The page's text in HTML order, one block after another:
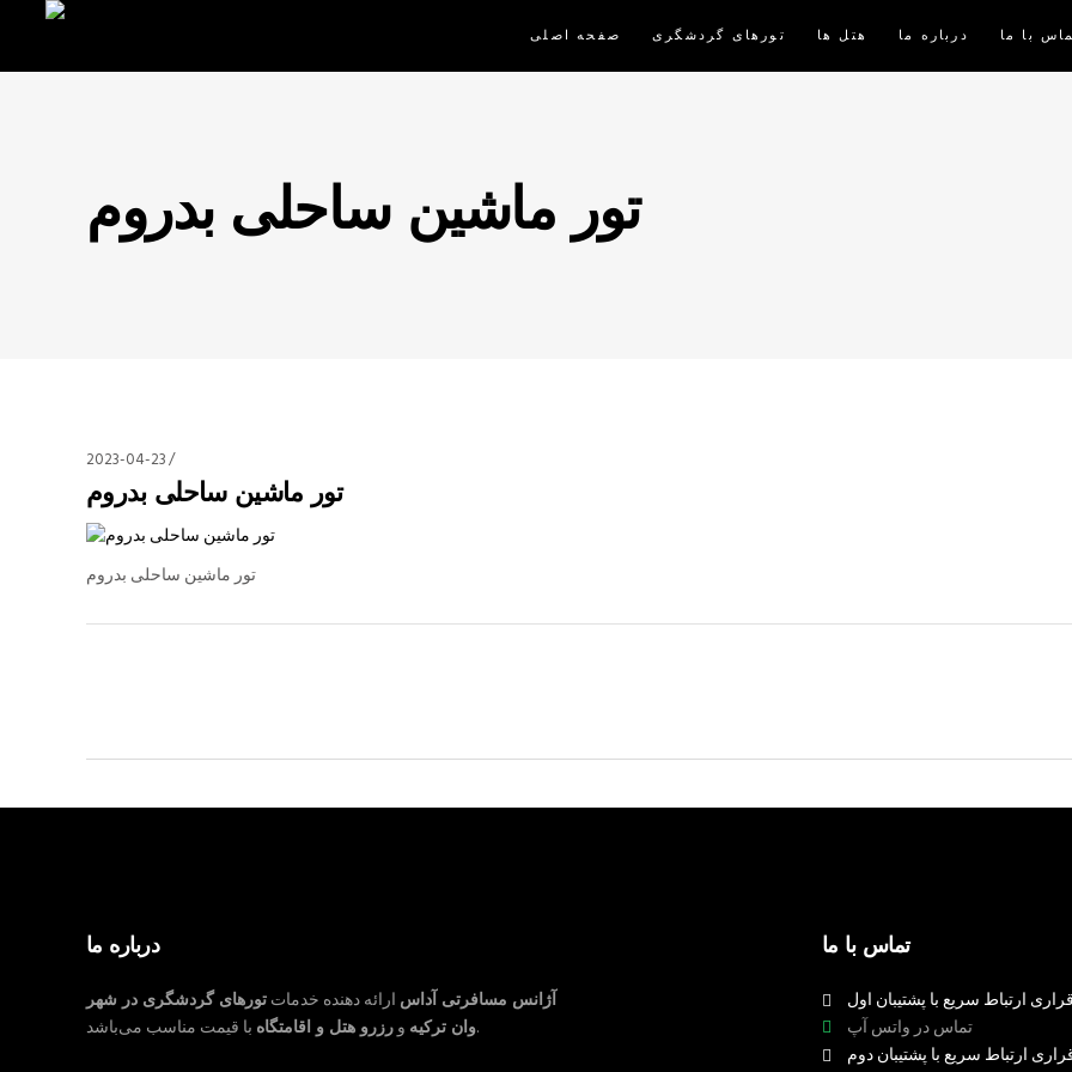
صفحه اصلی تورهای گردشگری هتل ها درباره ما با ما
تور ماشین ساحلی بدروم
2023-04-23
تور ماشین ساحلی بدروم
تور ماشین ساحلی بدروم
درباره ما
آژانس مسافرتی آداس ارائه دهنده خدماتتورهای گردشگری در شهر
وان ترکیه ورزرو هتل و اقامتگاه با قیمت مناسب می‌باشد.
تماس با ما
ارتباط سریع با پشتیبان اول
تماس در واتس آپ
ارتباط سریع با پشتیبان دوم